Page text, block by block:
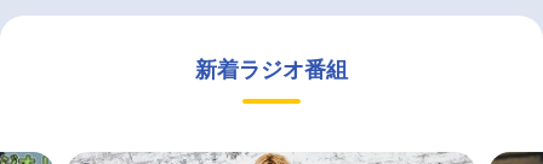
新着ラジオ番組